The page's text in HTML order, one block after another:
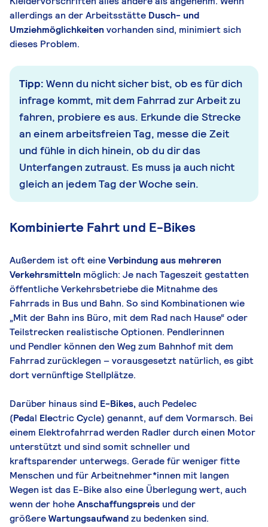
allerdings an der Arbeitsstätte Dusch- und
Umziehmöglichkeitenvorhanden sind, minimiert sich
dieses Problem.
Tipp: Wenn du nicht sicher bist, ob es für dich
infrage kommt, mit dem Fahrrad zur Arbeit zu
fahren, probiere es aus. Erkunde die Strecke
an einem arbeitsfreien Tag, messe die Zeit
und fühle in dich hinein, ob du dir das
Unterfangen zutraust. Es muss ja auch nicht
gleich an jedem Tag der Woche sein.
Kombinierte Fahrt und E-Bikes
Außerdem ist oft eineVerbindung aus mehreren
Verkehrsmitteln möglich: Je nach Tageszeit gestatten
öffentliche Verkehrsbetriebe die Mitnahme des
Fahrrads in Bus und Bahn. So sind Kombinationen wie
„Mit der Bahn ins Büro, mit dem Rad nach Hause“ oder
Teilstrecken realistische Optionen. Pendlerinnen
und Pendler können den Weg zum Bahnhof mit dem
Fahrrad zurücklegen – vorausgesetzt natürlich, es gibt
dort vernünftige Stellplätze.
Darüber hinaus sind E-Bikes, auch Pedelec
(Pedal ElectricCycle) genannt, auf dem Vormarsch. Bei
einem Elektrofahrrad werden Radler durch einen Motor
unterstützt und sind somit schneller und
kraftsparender unterwegs. Gerade für weniger fitte
Menschen und für Arbeitnehmer*innen mit langen
Wegen ist das E-Bike also eine Überlegung wert, auch
wenn der hoheAnschaffungspreis und der
größereWartungsaufwandzu bedenken sind.